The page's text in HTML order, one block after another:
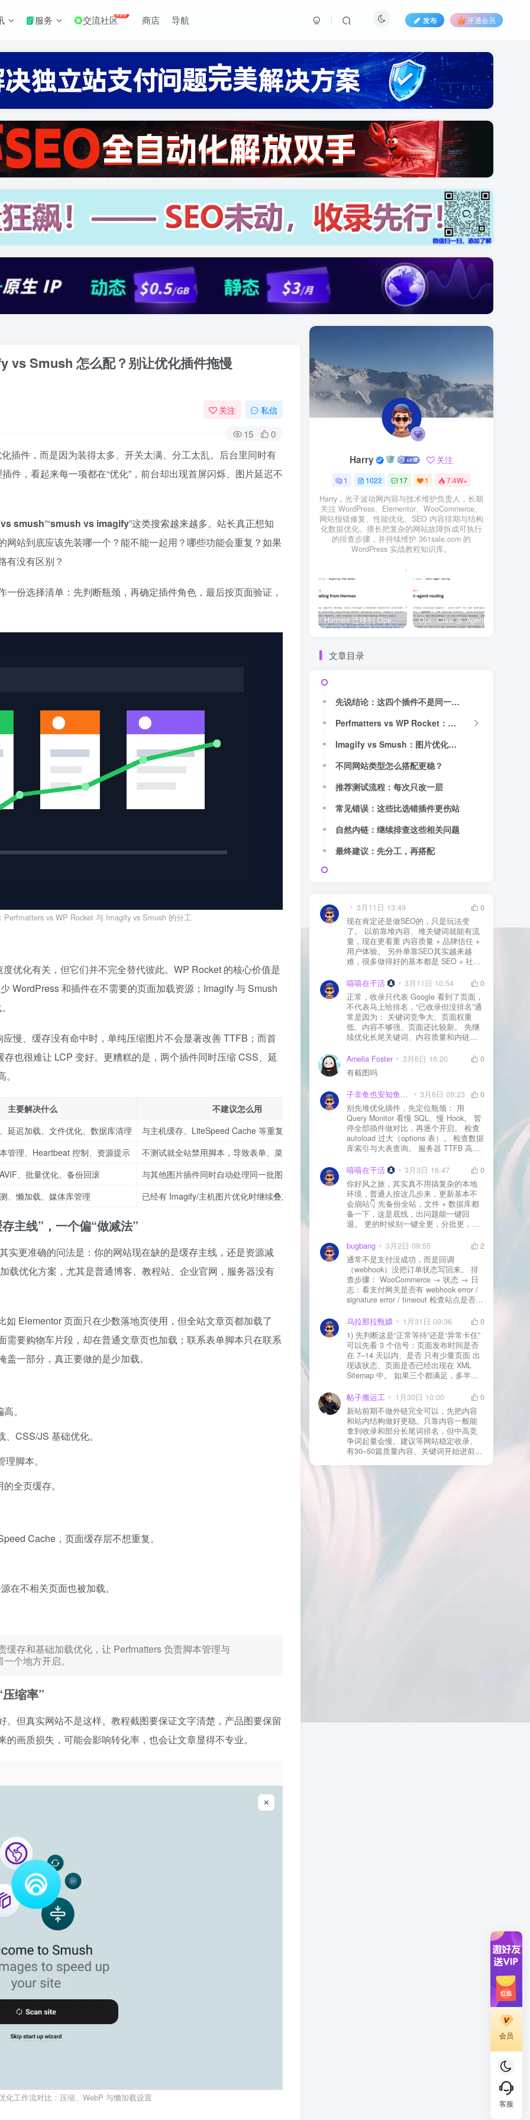
服务 交流社区+99 商店 导航 发布 开通会员
Smush 怎么配？别让优化插件拖慢
关注 私信
15 0
插件，而是因为装得太多、开关太满、分工太乱。后台里同时有
件，看起来每一项都在“优化”，前台却出现首屏闪烁、图片延迟不
smush”“smush vs imagify”这类搜索越来越多。站长真正想知
站到底应该先装哪一个？能不能一起用？哪些功能会重复？如果
有没有区别？
份选择清单：先判断瓶颈，再确定插件角色，最后按页面验证，
vs WP Rocket 与 Imagify vs Smush 的分工
优化有关，但它们并不完全替代彼此。WP Rocket 的核心价值是
WordPress 和插件在不需要的页面加载资源；Imagify 与 Smush
慢、缓存没有命中时，单纯压缩图片不会显著改善 TTFB；而首
也很难让 LCP 变好。更糟糕的是，两个插件同时压缩 CSS、延
主要解决什么
不建议怎么用
延迟加载、文件优化、数据库清理
与主机缓存、LiteSpeed Cache 等重复做页面缓存
管理、Heartbeat 控制、资源提示
不测试就全站禁用脚本，导致表单、菜单、支付出错
、批量优化、备份回滚
与其他图片插件同时自动处理同一批图片
、懒加载、媒体库管理
已经有 Imagify/主机图片优化时继续叠加压缩
主线”，一个偏“做减法”
实更准确的问法是：你的网站现在缺的是缓存主线，还是资源减
载优化方案，尤其是普通博客、教程站、企业官网，服务器没有
如 Elementor 页面只在少数落地页使用，但全站文章页都加载了
要购物车片段，却在普通文章页也加载；联系表单脚本只在联系
一部分，真正要做的是少加载。
。
CSS/JS 基础优化。
脚本。
全页缓存。
Cache，页面缓存层不想重复。
在不相关页面也被加载。
存和基础加载优化，让 Perfmatters 负责脚本管理与
个地方开启。
缩率”
但真实网站不是这样。教程截图要保证文字清楚，产品图要保留
画质损失，可能会影响转化率，也会让文章显得不专业。
化工作流对比：压缩、WebP 与懒加载设置
Harry 关注
1 1022 17 1 7.4W+
Harry，光子波动网内容与技术维护负责人，长期
关注 WordPress、Elementor、WooCommerce、
网站报错修复、性能优化、SEO 内容排期与结构
化数据优化。擅长把复杂的网站故障拆成可执行
的排查步骤，并持续维护 361sale.com 的
WordPress 实战教程知识库。
Hermes 迁移到 OpenClaw 上线清单：频道、定时任务、权限和回滚一次检查
文章目录
先说结论：这四个插件不是同一个赛道
Perfmatters vs WP Rocket：一个偏“缓存主线”，一个偏“做减法”
Imagify vs Smush：图片优化不能只看“压缩率”
不同网站类型怎么搭配更稳？
推荐测试流程：每次只改一层
常见错误：这些比选错插件更伤站
自然内链：继续排查这些相关问题
最终建议：先分工，再搭配
3月11日 13:49
0
现在肯定还是做SEO的，只是玩法变
了。 以前靠堆内容、堆关键词就能有流
量，现在更看重 内容质量 + 品牌信任 +
用户体验。 另外单靠SEO其实越来越
难，很多做得好的基本都是 SEO + 社媒
质还是一个长期获客渠道，但不能再当
成唯一渠道了。
嘻嘻在干活 3月11日 10:54
0
正常，收录只代表 Google 看到了页面，
不代表马上给排名，“已收录但没排名”通
常是因为： 关键词竞争大、页面权重
低、内容不够强、页面还比较新。 先继
续优化长尾关键词、内容质量和内链，
Amelia Foster
3月6日 16:20
0
有截图吗
子非鱼也安知鱼之乐 3月6日 09:23
0
别先堆优化插件，先定位瓶颈： 用
Query Monitor 看慢 SQL、慢 Hook。 暂
停全部插件做对比，再逐个开启。 检查
autoload 过大（options 表）。 检查数据
库索引与大表查询。 服务器 TTFB 高就
嘻嘻在干活
3月3日 16:47
0
你好风之旅，其实真不用搞复杂的本地
环境，普通人按这几步来，更新基本不
会崩站👇 先备份全站，文件 + 数据库都
备一下，这是底线，出问题能一键回
退。 更的时候别一键全更，分批更，先
立刻清缓存，去前台检查首页、文章
页、按钮、表单这些关键位置。 最好再
装个支持版本回滚的插件，万一崩了，
一秒切回旧版。 总结来说：先备份、分
批更、更完查、留退路，稳得很✅😎希望
能帮到你
bugbang 3月2日 09:55
2
通常不是支付没成功，而是回调
（webhook）没把订单状态写回来。 排
查步骤： WooCommerce → 状态 → 日
志：看支付网关是否有 webhook error /
signature error / timeout 检查站点是否被
全插件） 检查是否启用了“缓存结账页/接
口路径”（结账页和回调接口不应缓存）
看服务器错误日志是否有 500/致命错误
导致回调执行中断 解决方案： 放行 wp-
json、wc-api、支付网关回调 URL（按网
关文档配置） 关闭结账页的缓存与 JS
合并压缩测试一次 若使用 Cloudflare：
则
乌拉那拉甄嬛 1月31日 09:36
0
1) 先判断这是“正常等待”还是“异常卡住”
可以先看 3 个信号：页面发布时间是否
在 7–14 天以内、是否 只有少量页面 出
现该状态、页面是否已经出现在 XML
Sitemap 中。 如果三个都满足，多半属
手。 2) 什么情况下“等”是没用的？ 以下
情况基本不会靠时间自动解决：页面几
乎没有内链（孤立页）、内容与站内已
有页面高度相似、canonical 指向了别的
URL、同一主题短时间发布太多相似文
章。 这种情况下，Google 已经抓取，但
判断“当前不值得进入索引”。 3) 最有效
的人工干预方式（不折腾） 优先做这 3
件事：加内链、从相关旧文章或栏目页
链接到该页面、增强首屏信息密度 前 2–
3 段直接回答用户问题，避免铺垫太多，
确认 canonical 为自指，避免被判定为重
即可。 4) 什么“干预动作”反而容易适得
帖子搬运工 1月30日 10:00
0
新站前期不做外链完全可以，先把内容
和站内结构做好更稳。只靠内容一般能
拿到收录和部分长尾词排名，但中高竞
争词起量会慢。建议等网站稳定收录、
有30–50篇质量内容、关键词开始进前
链/引用型，别一上来追数量。👍
会员
客服